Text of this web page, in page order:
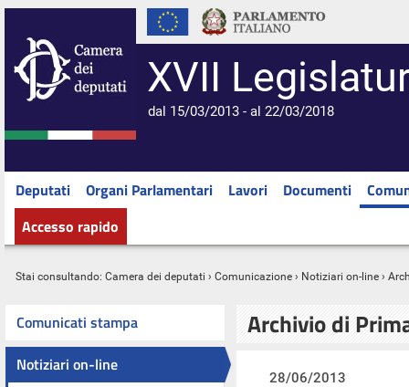
XVII
dal 15/03/2013 - al 22/03/2018
Deputati Organi Parlamentari Lavori Documenti
Accesso rapido
Stai consultando: Camera dei deputati › Comunicazione › Notiziari on-line ›
Comunicati stampa
Notiziari on-line
Archivio di
28/06/2013